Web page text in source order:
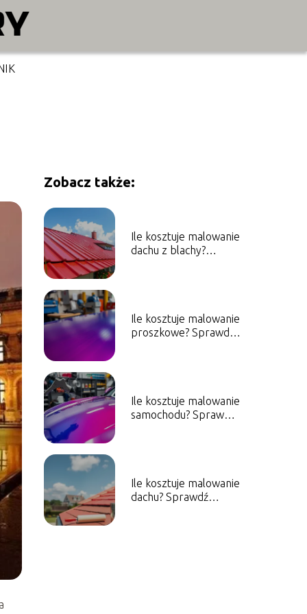
Zobacz także:
Ile kosztuje malowanie
dachu z blachy?
Ile kosztuje malowanie
proszkowe? Sprawdź
Ile kosztuje malowanie
samochodu? Sprawdź
Ile kosztuje malowanie
dachu? Sprawdź